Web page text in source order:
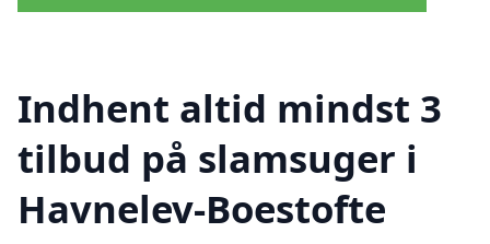
Indhent altid mindst 3
tilbud på slamsuger i
Havnelev-Boestofte